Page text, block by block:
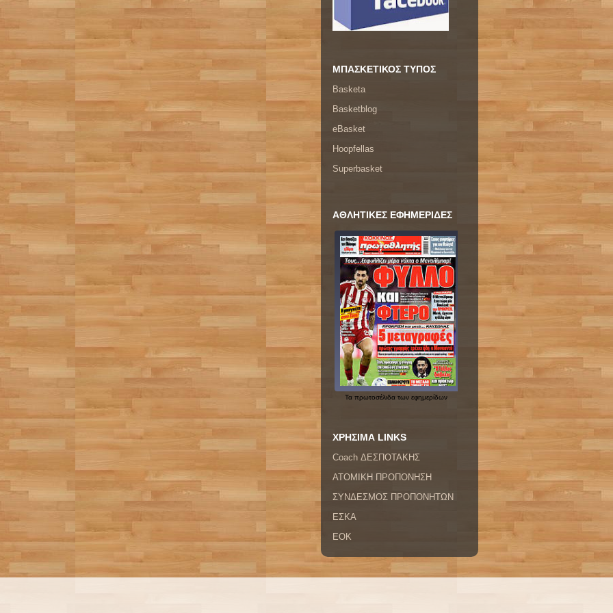
ΜΠΑΣΚΕΤΙΚΟΣ ΤΥΠΟΣ
Basketa
Basketblog
eBasket
Hoopfellas
Superbasket
ΑΘΛΗΤΙΚΕΣ ΕΦΗΜΕΡΙΔΕΣ
Τα πρωτοσέλιδατων εφημερίδων
ΧΡΗΣΙΜΑ LINKS
Coach ΔΕΣΠΟΤΑΚΗΣ
ΑΤΟΜΙΚΗ ΠΡΟΠΟΝΗΣΗ
ΣΥΝΔΕΣΜΟΣ ΠΡΟΠΟΝΗΤΩΝ
ΕΣΚΑ
ΕΟΚ